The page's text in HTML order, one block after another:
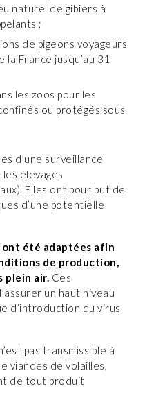
naturel de gibiers à
;
de pigeons voyageurs
la France jusqu’au 31
les zoos pour les
ou protégés sous
d’une surveillance
élevages
Elles ont pour but de
d’une potentielle
ont été adaptées afin
de production,
plein air. Ces
un haut niveau
d’introduction du virus
pas transmissible à
viandes de volailles,
de tout produit